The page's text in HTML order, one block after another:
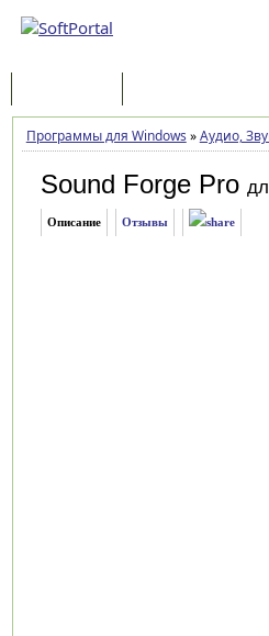
Программы для Windows »Аудио,
Sound Forge Pro
Описание Отзывы